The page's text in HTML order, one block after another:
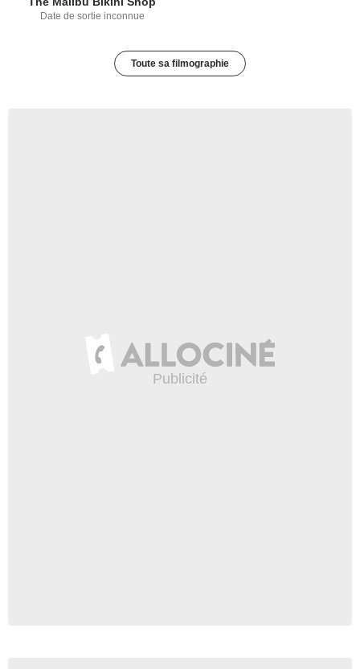
Date de sortie inconnue
Toute sa filmographie